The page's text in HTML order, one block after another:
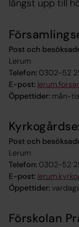
längst upp till
Post och
Lerum
Telefon: 0302-52
E-post:
Öppettider: mån-
Post och
Lerum
Telefon: 0302-52
E-post:
Öppettider:
Förskolan